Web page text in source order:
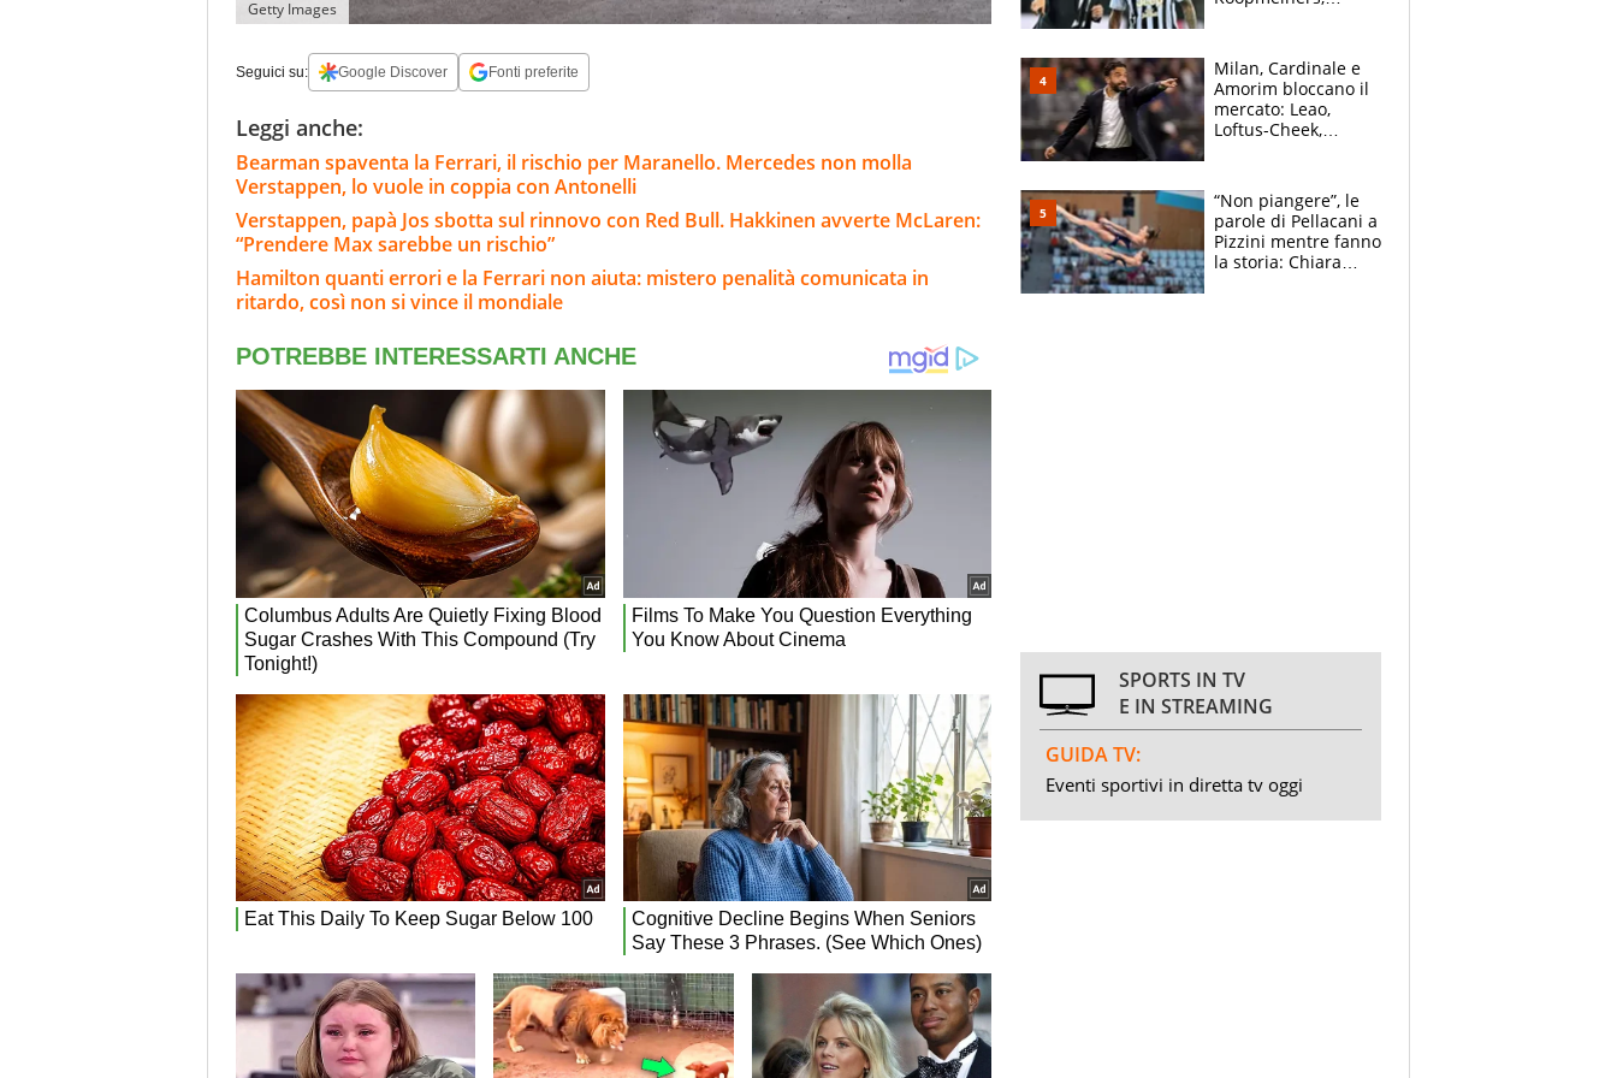
Getty Images
Seguici su: Google Discover Fonti preferite
Leggi anche:
Bearman spaventa la Ferrari, il rischio per Maranello. Mercedes non molla
Verstappen, lo vuole in coppia con Antonelli
Verstappen, papà Jos sbotta sul rinnovo con Red Bull. Hakkinen avverte McLaren:
“Prendere Max sarebbe un rischio”
Hamilton quanti errori e la Ferrari non aiuta: mistero penalità comunicata in
ritardo, così non si vince il mondiale
scatenata
Milan, Cardinale e
Amorim bloccano il
mercato: Leao,
Loftus-Cheek,
Soulè e Osorio nel
mirino
“Non piangere”, le
parole di Pellacani a
Pizzini mentre fanno
la storia: Chiara
SPORTS IN TV
E IN STREAMING
GUIDA TV:
Eventi sportivi in diretta tv oggi